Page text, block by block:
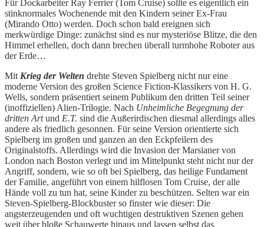
Für Dockarbeiter Ray Ferrier (Tom Cruise) sollte es eigentlich ein
stinknormales Wochenende mit den Kindern seiner Ex-Frau
(Mirando Otto) werden. Doch schon bald ereignen sich
merkwürdige Dinge: zunächst sind es nur mysteriöse Blitze, die den
Himmel erhellen, doch dann brechen überall turmhohe Roboter aus
der Erde…
Mit Krieg der Welten drehte Steven Spielberg nicht nur eine
moderne Version des großen Science Fiction-Klassikers von H. G.
Wells, sondern präsentiert seinem Publikum den dritten Teil seiner
(inoffiziellen) Alien-Trilogie. Nach Unheimliche Begegnung der
dritten Artund E.T. sind die Außerirdischen diesmal allerdings alles
andere als friedlich gesonnen. Für seine Version orientierte sich
Spielberg im großen und ganzen an den Eckpfeilern des
Originalstoffs. Allerdings wird die Invasion der Marsianer von
London nach Boston verlegt und im Mittelpunkt steht nicht nur der
Angriff, sondern, wie so oft bei Spielberg, das heilige Fundament
der Familie, angeführt von einem hilflosen Tom Cruise, der alle
Hände voll zu tun hat, seine Kinder zu beschützen. Selten war ein
Steven-Spielberg-Blockbuster so finster wie dieser: Die
angsterzeugenden und oft wuchtigen destruktiven Szenen gehen
weit über bloße Schauwerte hinaus und lassen selbst das